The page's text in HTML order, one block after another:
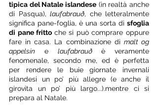
tipica del Natale islandese (in realtà anche
di Pasqua), laufabrauð, che letteralmente
significa pane-foglia, è una sorta di sfoglia
di pane fritto che si può comprare oppure
fare in casa. La combinazione di malt og
appelsín e laufabrauð è veramente
fenomenale, secondo me, ed è perfetta
per rendere le buie giornate invernali
islandesi un po’ più allegre (e anche il
girovita un po’ più largo...).mentre ci si
prepara al Natale.